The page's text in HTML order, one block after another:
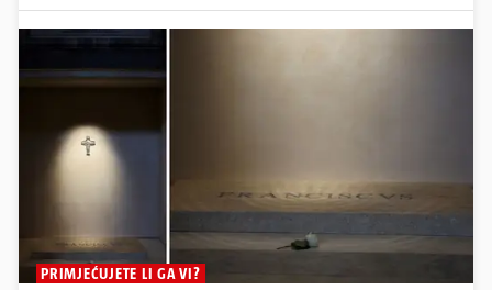
PRIMJEĆUJETE LI GA VI?